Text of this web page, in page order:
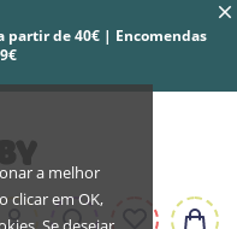
a melhor
clicar em OK,
partir de 40€ | Encomendas